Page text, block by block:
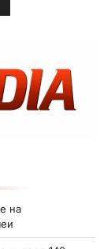
на